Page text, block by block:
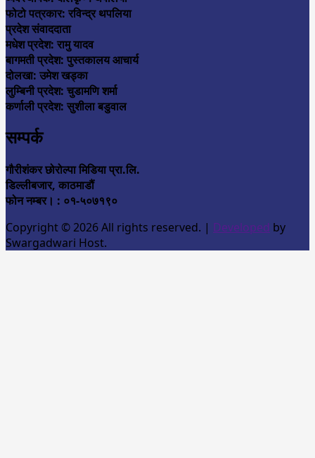
फोटो पत्रकार: रविन्द्र थपलिया
प्रदेश संवाददाता
मधेश प्रदेश: रामु यादव
बागमती प्रदेश: पुस्तकालय आचार्य
दोलखा: उमेश खड्का
लुम्बिनी प्रदेश: चुडामणि शर्मा
कर्णाली प्रदेश: सुशीला बडुवाल
सम्पर्क
गौरीशंकर छोरोल्पा मिडिया प्रा.लि.
डिल्लीबजार, काठमाडौं
फोन नम्बर। : ०१-५०७१९०
Copyright © 2026 All rights reserved. | Developed by
Swargadwari Host.